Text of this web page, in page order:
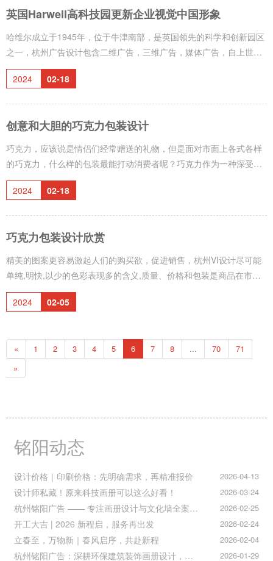
的需求，充分了解消费者的购买心理，在研究消费者的购买心理后，
选择适当的色彩作品，杭州VI设计尽可能单纯,明快,以少的色彩表现多
的含义,在包装设计中，
英国Harwell高科技园更新企业视觉中国形象
哈维尔成立于1945年，位于牛津南部，是英国领先的科学和创新园区
之一，杭州广告设计包含二维广告，三维广告，媒体广告，自上世纪
40年代以来，美国原子能研究机构和医学研究委员会(Medical
Research Council)一直有许多租户，杭州VI设计尽可能单纯,明快,以
Dnco 视觉形象设计。旧logo没有问题。新logo全写，W和A的突出特
点立刻让人感觉科技感十足。视觉上，我喜欢
2024 02-18
创意和大胆的巧克力包装设计
巧克力，应该说是情侣们经常赠送的礼物，但是面对市面上各式各样
的巧克力，什么样的包装最能打动消费者呢？巧克力作为一种深受消
费者(尤其是女性消费者)喜爱的产品，在产品属性、用途、目标消费
群体、产品主张、产品理念等方面都有自己独特的想法，杭州包装设
和严谨的分析，为客户创作出准确的、极具商业价值的形象设计，巧
克力的包装也需要体现巧克力的独特性。在包装上，巧克力产品包装
设计材料有一定的限制，“巧克力
2024 02-18
巧克力包装设计欣赏
精美的图案更容易激起人们的购买欲，促进销售，杭州VI设计尽可能
单纯,明快,以少的色彩表现多的含义,质量、价格和包装是商品在市场
竞争中取胜的三大要素，杭州宣传册设计浅色的封面干净、简约，传
播效果好，由于巧克力的独特含义，巧克力的包装多被设计成精美的
巧克力包装设计中的注意事项01.礼品包装不能选择有损礼品的材料。
那些有污染、刺激的包装设计材料不但会造成损坏系统内置的礼品，
还会出现危及到受礼者的健康与安全。礼品的包装不得影响礼品的使
用包装过程中尽量不要
2024 02-05
« 1 2 3 4 5 6 7 8 ... 70
71
»
铭阳动态
2026-04-13
设计价格｜印刷价格：先明确需求，再精准报价
2026-03-24
设计师私藏！原来科技画册可以这么好看！
2026-02-25
杭州铭阳广告 —— 专注画册设计与文化墙全案落地
2026-02-24
开工大吉 | 2026 新程启，服务再出发
2026-02-04
立春至，万物新｜春风启序，共赴新程
2026-01-29
杭州铭阳广告：深耕环保建筑装饰画册设计，赋能空间美学与可持续发展